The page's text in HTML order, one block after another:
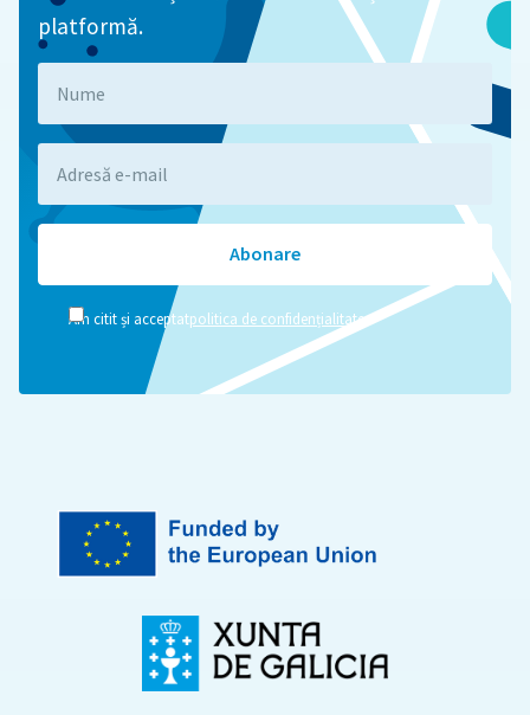
platformă.
Am citit și acceptatpolitica de confidențialitate